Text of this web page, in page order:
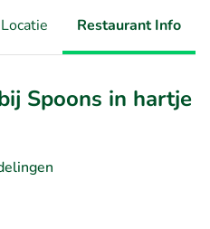
Locatie Restaurant Info
Spoons in hartje